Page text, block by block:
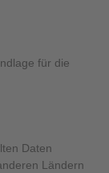
für die
Daten
Ländern